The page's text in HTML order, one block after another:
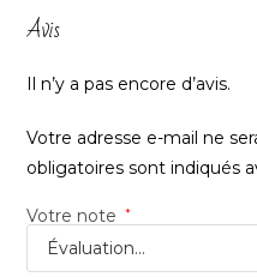
Avis
Il n’y a pas encore d’avis.
Votre adresse e-mail ne
obligatoires sont indiqués
Votre note *